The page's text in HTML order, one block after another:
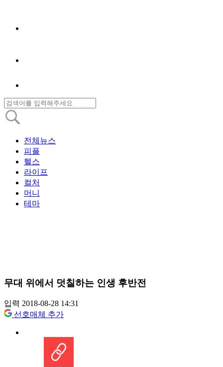
전체뉴스
피플
헬스
라이프
컬처
머니
테마
무대 위에서 덧칠하는 인생 후반전
입력 2018-08-28 14:31
선호매체 추가